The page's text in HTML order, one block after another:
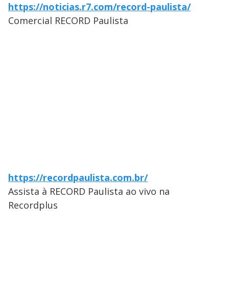
https://noticias.r7.com/record-paulista/
Comercial RECORD Paulista
https://recordpaulista.com.br/
Assista à RECORD Paulista ao vivo na
Recordplus